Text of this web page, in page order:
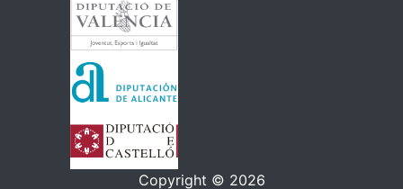
Copyright © 2026